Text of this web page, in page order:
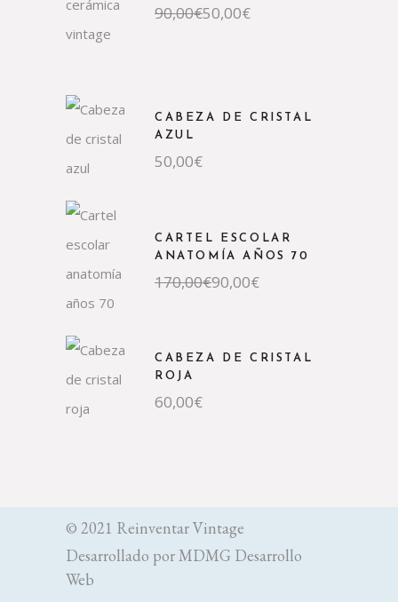
90,00€
El
precio
50,00€
El
precio
CABEZA DE CRISTAL
AZUL
50,00€
CARTEL ESCOLAR
ANATOMÍA AÑOS 70
170,00€
El
precio
90,00€
El
precio
CABEZA DE CRISTAL
ROJA
60,00€
© 2021 Reinventar Vintage
Desarrollado porMDMG Desarrollo
Web